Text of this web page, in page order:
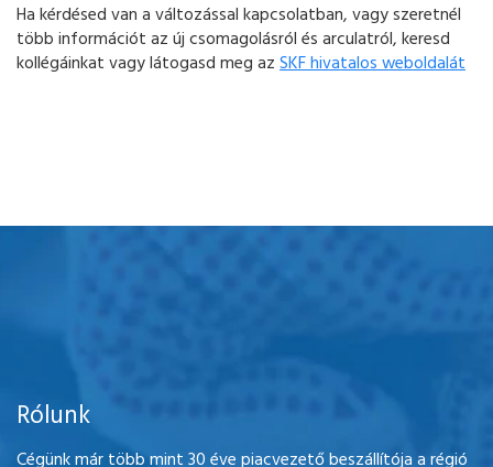
Ha kérdésed van a változással kapcsolatban, vagy szeretnél
több információt az új csomagolásról és arculatról, keresd
kollégáinkat vagy látogasd meg azSKF hivatalos weboldalát
Rólunk
Cégünk már több mint 30 éve piacvezető beszállítója a régió